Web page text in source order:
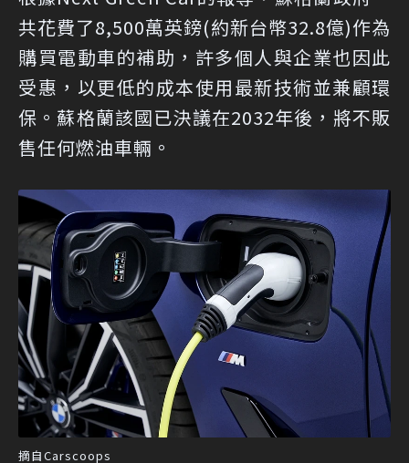
共花費了8,500萬英鎊(約新台幣32.8億)作為
購買電動車的補助，許多個人與企業也因此
受惠，以更低的成本使用最新技術並兼顧環
保。蘇格蘭該國已決議在2032年後，將不販
售任何燃油車輛。
摘自Carscoops